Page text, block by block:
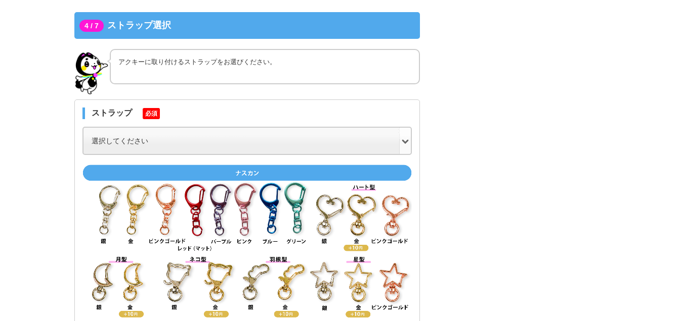
4 / 7 ストラップ選択
アクキーに取り付けるストラップをお選びください。
ストラップ 必須